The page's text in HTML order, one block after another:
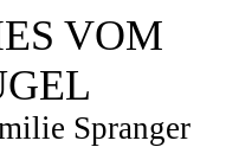
VOM
Spranger